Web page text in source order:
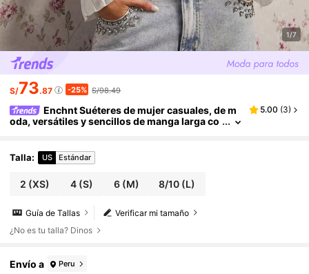
1/7
S/73.87 -25% S/98.49
Enchnt Suéteres de mujer casuales, de m
oda, versátiles y sencillos de manga larga co
5.00 (3)
Talla: US Estándar
2 (XS) 4(S) 6(M) 8/10 (L)
Verificar mi tamaño
Guía de Tallas
¿No es tu talla? Dinos
Envío a Peru